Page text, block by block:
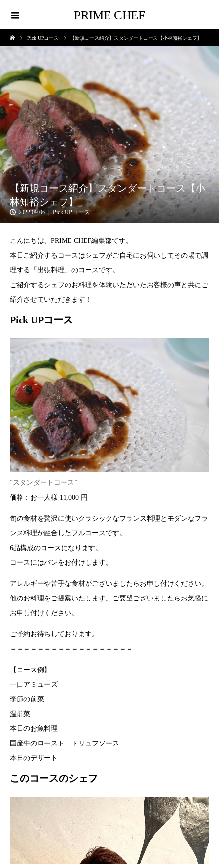
PRIME CHEF
Pick UPコース 【新規コース紹介】スタンダートコース【小林知裕シェフ】
【新規コース紹介】スタンダートコース【小
林知裕シェフ】
2022.09.06 Pick UPコース
こんにちは、PRIME CHEF編集部です。
本日ご紹介するコースはシェフがご自宅にお伺いしてその場で調
理する「出張料理」のコースです。
ご紹介するシェフのお料理を体験いただいたお客様の声と共にご
紹介させていただきます！
Pick UPコース
“スタンダートコース”
価格：お一人様 11,000 円
旬の食材を贅沢に使いクラシックなフランス料理とモダンなフラ
ンス料理が融合したフルコースです。
6品構成のコースになります。
コースにはパンをお付けします。
アレルギーや苦手な食材がございましたらお申し付けください。
他のお料理をご提案いたします。ご要望ございましたらお気軽に
お申し付けください。
ご予約お待ちしております。
＝＝＝＝＝＝＝＝＝＝＝＝＝＝＝＝＝＝
【コース例】
一口アミューズ
季節の前菜
温前菜
本日のお魚料理
国産牛のロースト トリュフソース
本日のデザート
このコースのシェフ